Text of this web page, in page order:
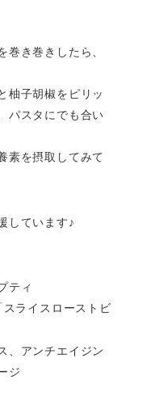
き巻きしたら、
柚子胡椒をピリッ
パスタにでも合い
素を摂取してみて
しています♪
ティ
スライスローストビ
、 アンチエイジン
ジ